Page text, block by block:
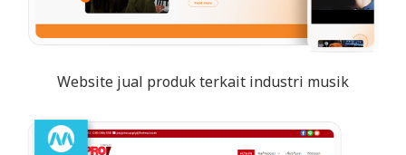
Website jual produk terkait industri musik